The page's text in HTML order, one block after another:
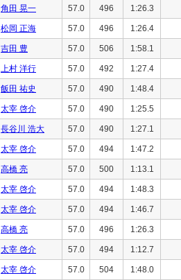
角田 晃一 57.0 496 1:26.3
松岡 正海 57.0 496 1:26.4
吉田 豊 57.0 506 1:58.1
上村 洋行 57.0 492 1:27.4
飯田 祐史 57.0 490 1:48.4
太宰 啓介 57.0 490 1:25.5
長谷川 浩大 57.0 490 1:27.1
太宰 啓介 57.0 494 1:47.2
高橋 亮 57.0 500 1:13.1
太宰 啓介 57.0 494 1:48.3
太宰 啓介 57.0 494 1:46.7
高橋 亮 57.0 496 1:26.3
太宰 啓介 57.0 494 1:12.7
太宰 啓介 57.0 504 1:48.0